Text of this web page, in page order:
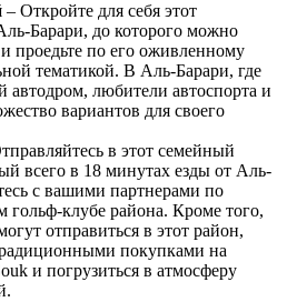
– Откройте для себя этот
Барари, до которого можно
проедьте по его оживленному
тематикой. В Аль-Барари, где
автодром, любители автоспорта и
вариантов для своего
в этот семейный
всего в 18 минутах езды от Аль-
с вашими партнерами по
гольф-клубе района. Кроме того,
отправиться в этот район,
покупками на
и погрузиться в атмосферу